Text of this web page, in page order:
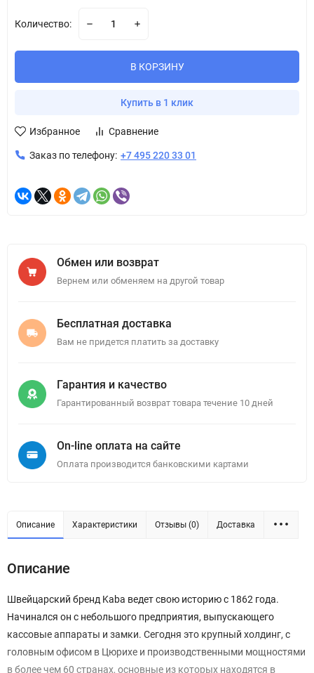
Количество:
В КОРЗИНУ
Купить в 1 клик
Избранное Сравнение
Заказ по телефону: +7 495 220 33 01
Обмен или возврат
Вернем или обменяем на другой товар
Бесплатная доставка
Вам не придется платить за доставку
Гарантия и качество
Гарантированный возврат товара течение 10 дней
On-line оплата на сайте
Оплата производится банковскими картами
Описание Характеристики Отзывы (0) Доставка
Описание
Швейцарский бренд Kaba ведет свою историю с 1862 года.
Начинался он с небольшого предприятия, выпускающего
кассовые аппараты и замки. Сегодня это крупный холдинг, с
головным офисом в Цюрихе и производственными мощностями
в более чем 60 странах, основные из которых находятся в